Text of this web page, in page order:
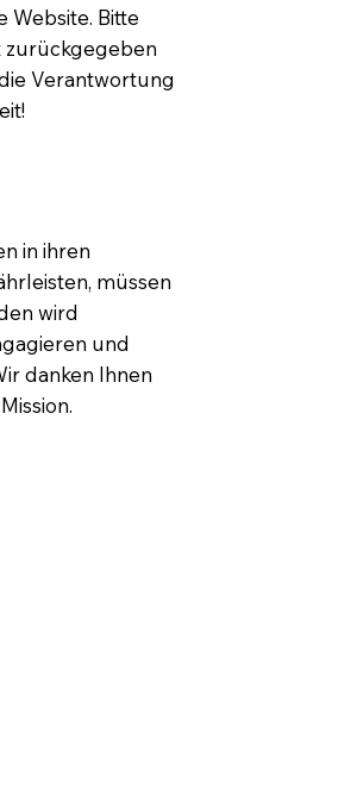
Website. Bitte
zurückgegeben
Verantwortung
in ihren
müssen
wird
und
danken Ihnen